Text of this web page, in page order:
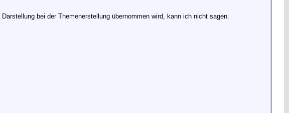
bei der Themenerstellung übernommen wird, kann ich nicht sagen.